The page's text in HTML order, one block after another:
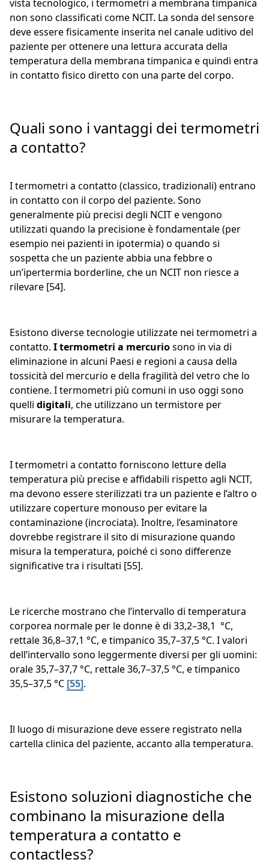
vista tecnologico, i termometri a membrana timpanica
non sono classificati come NCIT. La sonda del sensore
deve essere fisicamente inserita nel canale uditivo del
paziente per ottenere una lettura accurata della
temperatura della membrana timpanica e quindi entra
in contatto fisico diretto con una parte del corpo.
Quali sono i vantaggi dei termometri
a contatto?
I termometri a contatto (classico, tradizionali) entrano
in contatto con il corpo del paziente. Sono
generalmente più precisi degli NCIT e vengono
utilizzati quando la precisione è fondamentale (per
esempio nei pazienti in ipotermia) o quando si
sospetta che un paziente abbia una febbre o
un’ipertermia borderline, che un NCIT non riesce a
rilevare [54].
Esistono diverse tecnologie utilizzate nei termometri a
contatto. I termometri a mercuriosono in via di
eliminazione in alcuni Paesi e regioni a causa della
tossicità del mercurio e della fragilità del vetro che lo
contiene. I termometri più comuni in uso oggi sono
quelli digitali, che utilizzano un termistore per
misurare la temperatura.
I termometri a contatto forniscono letture della
temperatura più precise e affidabili rispetto agli NCIT,
ma devono essere sterilizzati tra un paziente e l’altro o
utilizzare coperture monouso per evitare la
contaminazione (incrociata). Inoltre, l’esaminatore
dovrebbe registrare il sito di misurazione quando
misura la temperatura, poiché ci sono differenze
significative tra i risultati [55].
Le ricerche mostrano che l’intervallo di temperatura
corporea normale per le donne è di 33,2–38,1 °C,
rettale 36,8–37,1 °C, e timpanico 35,7–37,5 °C. I valori
dell’intervallo sono leggermente diversi per gli uomini:
orale 35,7–37,7 °C, rettale 36,7–37,5 °C, e timpanico
35,5–37,5 °C [55].
Il luogo di misurazione deve essere registrato nella
cartella clinica del paziente, accanto alla temperatura.
Esistono soluzioni diagnostiche che
combinano la misurazione della
temperatura a contatto e
contactless?